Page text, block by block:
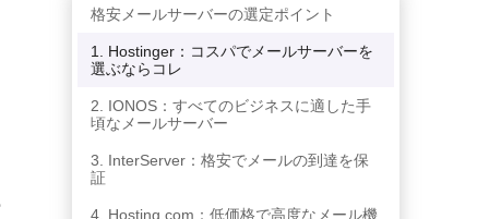
格安メールサーバーの選定ポイント
1. Hostinger：コスパでメールサーバーを
選ぶならコレ
2. IONOS：すべてのビジネスに適した手
頃なメールサーバー
3. InterServer：格安でメールの到達を保
証
4. Hosting.com：低価格で高度なメール機